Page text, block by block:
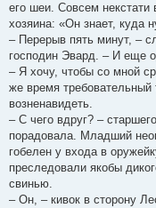
его шеи. Совсем
хозяина: «Он знает, куда
– Перерыв пять минут, –
господин Эвард. – И еще
– Я хочу, чтобы со мной
же время требовательный
возненавидеть.
– С чего вдруг? –
порадовала. Младший
гобелен у входа в
преследовали якобы
свинью.
– Он, – кивок в сторону